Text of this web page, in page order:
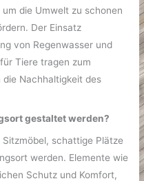
die Umwelt zu schonen
Der Einsatz
von Regenwasser und
Tiere tragen zum
Nachhaltigkeit des
gestaltet werden?
schattige Plätze
werden. Elemente wie
Schutz und Komfort,